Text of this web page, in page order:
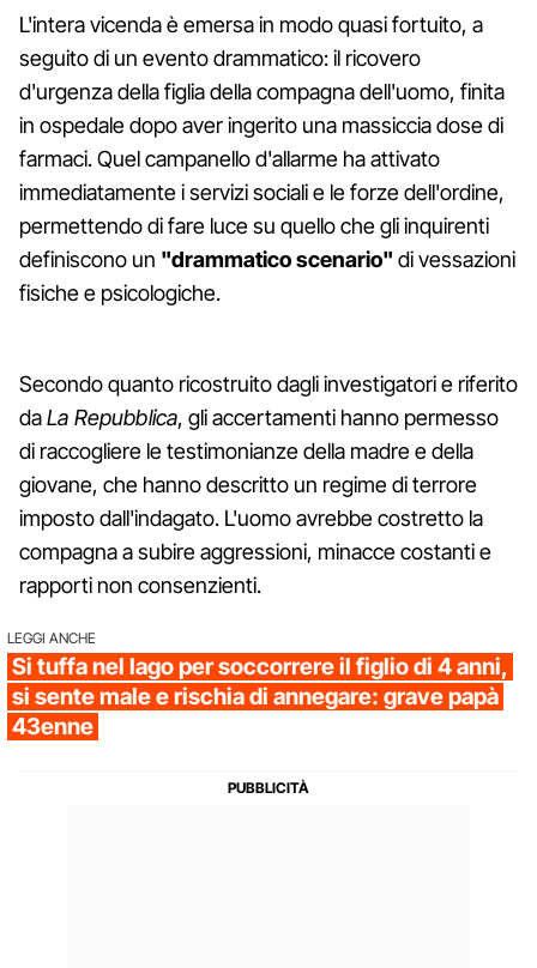
L'intera vicenda è emersa in modo quasi fortuito, a
seguito di un evento drammatico: il ricovero
d'urgenza della figlia della compagna dell'uomo, finita
in ospedale dopo aver ingerito una massiccia dose di
farmaci. Quel campanello d'allarme ha attivato
immediatamente i servizi sociali e le forze dell'ordine,
permettendo di fare luce su quello che gli inquirenti
definiscono un "drammatico scenario" di vessazioni
fisiche e psicologiche.
Secondo quanto ricostruito dagli investigatori e riferito
daLa Repubblica, gli accertamenti hanno permesso
di raccogliere le testimonianze della madre e della
giovane, che hanno descritto un regime di terrore
imposto dall'indagato. L'uomo avrebbe costretto la
compagna a subire aggressioni, minacce costanti e
rapporti non consenzienti.
LEGGI ANCHE
Si tuffa nel lago per soccorrere il figlio di 4 anni,
si sente male e rischia di annegare: grave papà
43enne